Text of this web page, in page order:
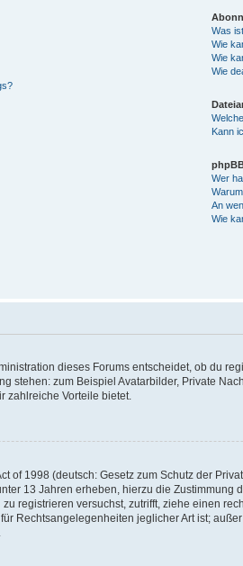
Was
Wie
Wie
Wie
Kann
Wer
An
Wie
dieses Forums entscheidet, ob du
stehen: zum Beispiel Avatarbilder, Private
zahlreiche Vorteile bietet.
of 1998 (deutsch: Gesetz zum Schutz der
13 Jahren erheben, hierzu die
registrieren versuchst, zutrifft, ziehe einen
Rechtsangelegenheiten jeglicher Art ist;